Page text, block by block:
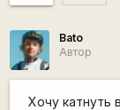
Bato
Автор
Хочу катнуть